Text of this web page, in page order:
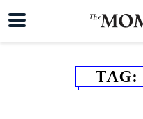
TAG: